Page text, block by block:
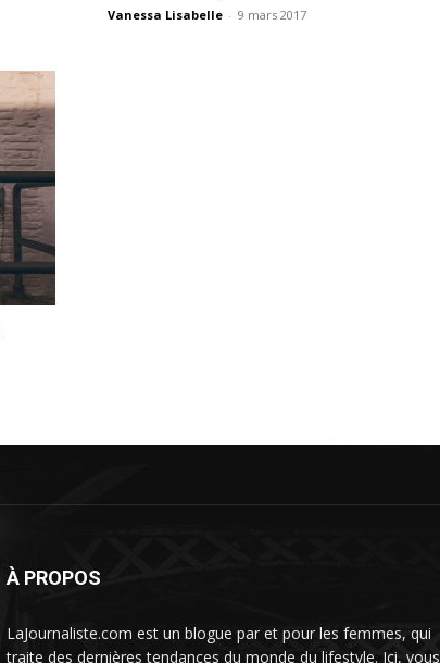
Vanessa Lisabelle - 9 mars 2017
À PROPOS
LaJournaliste.com est un blogue par et pour les femmes, qui
traite des dernières tendances du monde du lifestyle. Ici, vous